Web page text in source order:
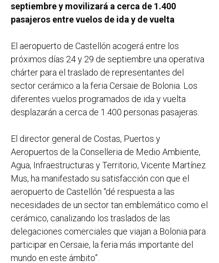
septiembre y movilizará a cerca de 1.400
pasajeros entre vuelos de ida y de vuelta
El aeropuerto de Castellón acogerá entre los
próximos días 24 y 29 de septiembre una operativa
chárter para el traslado de representantes del
sector cerámico a la feria Cersaie de Bolonia. Los
diferentes vuelos programados de ida y vuelta
desplazarán a cerca de 1.400 personas pasajeras.
El director general de Costas, Puertos y
Aeropuertos de la Conselleria de Medio Ambiente,
Agua, Infraestructuras y Territorio, Vicente Martínez
Mus, ha manifestado su satisfacción con que el
aeropuerto de Castellón “dé respuesta a las
necesidades de un sector tan emblemático como el
cerámico, canalizando los traslados de las
delegaciones comerciales que viajan a Bolonia para
participar en Cersaie, la feria más importante del
mundo en este ámbito”.